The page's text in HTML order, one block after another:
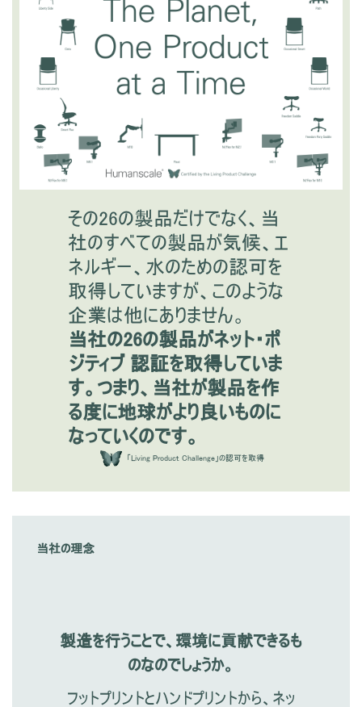
その26の製品だけでなく、当
社のすべての製品が気候、エ
ネルギー、水のための認可を
取得していますが、このような
企業は他にありません。
当社の26の製品がネット・ポ
ジティブ 認証を取得していま
す。つまり、当社が製品を作
る度に地球がより良いものに
なっていくのです。
「Living Product Challenge」の認可を取得
当社の理念
製造を行うことで、環境に貢献できるも
のなのでしょうか。
フットプリントとハンドプリントから、ネッ